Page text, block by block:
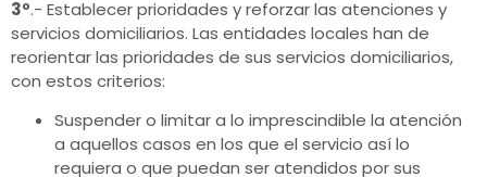
3º.- Establecer prioridades y reforzar las atenciones y
servicios domiciliarios. Las entidades locales han de
reorientar las prioridades de sus servicios domiciliarios,
con estos criterios:
Suspender o limitar a lo imprescindible la atención
a aquellos casos en los que el servicio así lo
requiera o que puedan ser atendidos por sus